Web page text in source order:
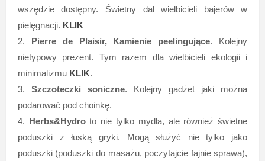
wszędzie dostępny. Świetny dal wielbicieli bajerów w
pielęgnacji. KLIK
2. Pierre de Plaisir, Kamienie peelingujące. Kolejny
nietypowy prezent. Tym razem dla wielbicieli ekologii i
minimalizmu KLIK.
3. Szczoteczki soniczne. Kolejny gadżet jaki można
podarować pod choinkę.
4. Herbs&Hydroto nie tylko mydła, ale również świetne
poduszki z łuską gryki. Mogą służyć nie tylko jako
poduszki (poduszki do masażu, poczytajcie fajnie sprawa),